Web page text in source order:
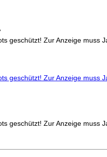
geschützt! Zur Anzeige muss
geschützt! Zur Anzeige muss
geschützt! Zur Anzeige muss